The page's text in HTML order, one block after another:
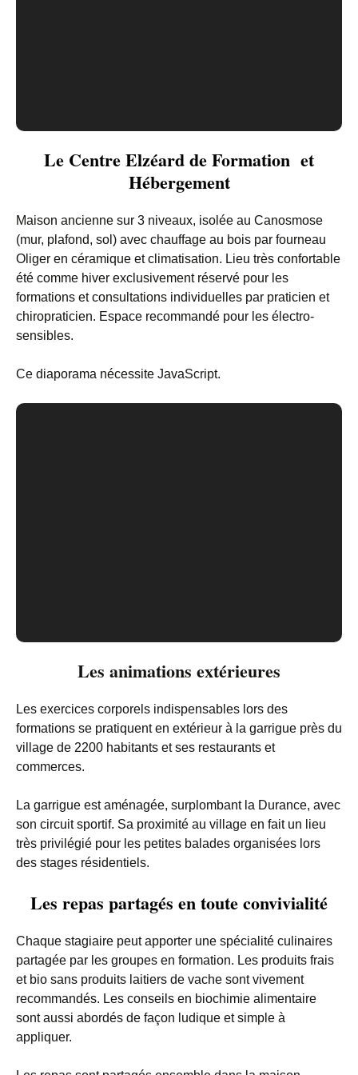
Le Centre Elzéard de Formation et
Hébergement
Maison ancienne sur 3 niveaux, isolée au Canosmose
(mur, plafond, sol) avec chauffage au bois par fourneau
Oliger en céramique et climatisation. Lieu très confortable
été comme hiver exclusivement réservé pour les
formations et consultations individuelles par praticien et
chiropraticien. Espace recommandé pour les électro-
sensibles.
Ce diaporama nécessite JavaScript.
Les animations extérieures
Les exercices corporels indispensables lors des
formations se pratiquent en extérieur à la garrigue près du
village de 2200 habitants et ses restaurants et
commerces.
La garrigue est aménagée, surplombant la Durance, avec
son circuit sportif. Sa proximité au village en fait un lieu
très privilégié pour les petites balades organisées lors
des stages résidentiels.
Les repas partagés en toute convivialité
Chaque stagiaire peut apporter une spécialité culinaires
partagée par les groupes en formation. Les produits frais
et bio sans produits laitiers de vache sont vivement
recommandés. Les conseils en biochimie alimentaire
sont aussi abordés de façon ludique et simple à
appliquer.